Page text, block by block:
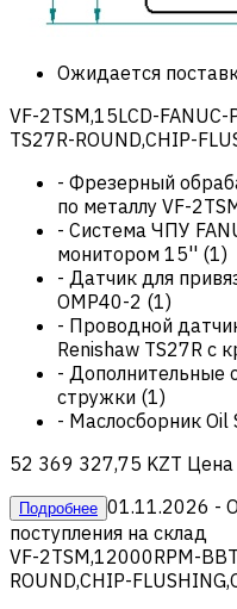
Ожидается
VF-2TSM,15LCD-FANUC-
TS27R-ROUND,CHIP-
- Фрезерный
по металлу VF-
- Система ЧПУ
монитором 15'' (1)
- Датчик для
OMP40-2 (1)
- Проводной
Renishaw TS27R с
- Дополнительные
стружки (1)
- Маслосборник Oil
52 369 327,75 KZT
Подробнее 01.11.2026 -
поступления на склад
VF-2TSM,12000RPM-
ROUND,CHIP-